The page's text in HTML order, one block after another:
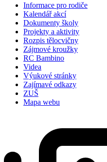
Informace pro rodiče
Kalendář akcí
Dokumenty školy
Projekty a aktivity
Rozpis tělocvičny
Zájmové kroužky
RC Bambino
Videa
Výukové stránky
Zajímavé odkazy
ZUŠ
Mapa webu